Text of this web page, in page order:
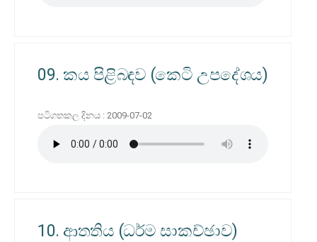
09. කය පිළිබඳව (කෙටි උපදේශය)
පටිගතකල දිනය : 2009-07-02
10. ආතතිය (ධර්ම සාකච්ඡාව)